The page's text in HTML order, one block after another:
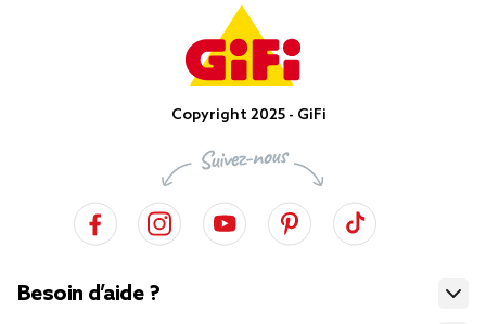
Copyright 2025 - GiFi
Besoin d’aide ?